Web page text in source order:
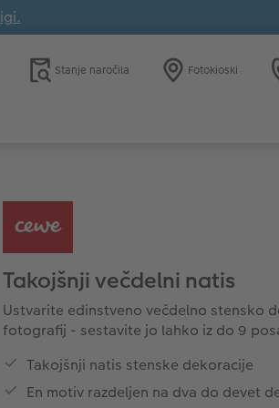
Stanje naročila Fotokioski
Takojšnji večdelni natis
Ustvarite edinstveno večdelno stensko
fotografij - sestavite jo lahko iz do 9
Takojšnji natis stenske dekoracije
En motiv razdeljen na dva do devet